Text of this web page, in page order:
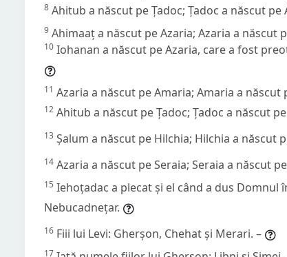
8 Ahitub a născut pe Țadoc; Țadoc a născut pe
9 Ahimaaț a născut pe Azaria; Azaria a născut
10 Iohanan a născut pe Azaria, care a fost
11 Azaria a născut pe Amaria; Amaria a născut
12 Ahitub a născut pe Țadoc; Țadoc a născut
13 Șalum a născut pe Hilchia; Hilchia a născut
14 Azaria a născut pe Seraia; Seraia a născut
15 Iehoțadac a plecat și el când a dus
Nebucadnețar.
16 Fiii lui Levi: Gherșon, Chehat și Merari. –
17